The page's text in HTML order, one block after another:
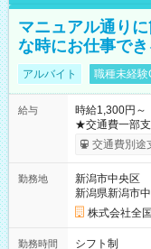
マニュアル通り
な時にお仕事で
アルバイト 職種未経験
給与
時給1,300円～
★交通費一部支給 時給1,300円～ ※試験・役割によ
※勤務回数に
り！】 希望さ
例】 ・河合塾
×8時間＝日収
円の場合あり
円（役割手当＋
間】試用期間な
交通費別途
勤務地
新潟市中央区
新潟県新潟市
株式会社全
勤務時間
シフト制